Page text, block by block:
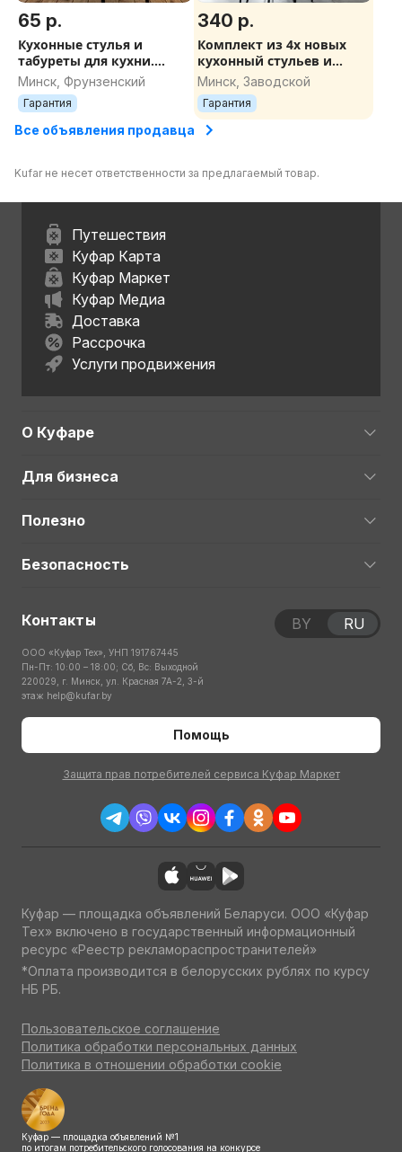
65 р.
Кухонные стулья и
табуреты для кухни.
Доставка по РБ
Минск, Фрунзенский
Гарантия
340 р.
Комплект из 4х новых
кухонный стульев и
стола. Доставка 1 день по
РБ
Минск, Заводской
Гарантия
Все объявления продавца
Kufar не несет ответственности за предлагаемый товар.
Путешествия
Куфар Карта
Куфар Маркет
Куфар Медиа
Доставка
Рассрочка
Услуги продвижения
О Куфаре
Для бизнеса
Полезно
Безопасность
Контакты
ООО «Куфар Тех», УНП 191767445
Пн-Пт: 10:00 – 18:00; Сб, Вс: Выходной
220029, г. Минск, ул. Красная 7А-2, 3-й
этаж help@kufar.by
Помощь
Защита прав потребителей сервиса Куфар Маркет
BY RU
Куфар — площадка объявлений Беларуси. ООО «Куфар
Тех» включено в государственный информационный
ресурс «Реестр рекламораспространителей»
*Оплата производится в белорусских рублях по курсу
НБ РБ.
Пользовательское соглашение
Политика обработки персональных данных
Политика в отношении обработки cookie
Куфар — площадка объявлений №1
по итогам потребительского голосования на конкурсе